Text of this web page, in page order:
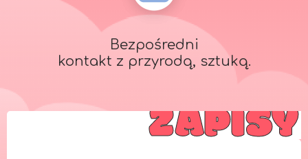
Bezpośredni
kontakt z przyrodą, sztuką.
ZAPISY